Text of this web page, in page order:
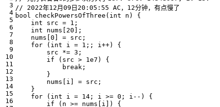
bool
checkPowersOfThree ( int n )
{
int
src = 1 ;
int
nums [ 20 ];
nums [0 ] = src ;
for
( int i = 1 ;; i ++)
{
src
*= 3 ;
if
( src > 1e7 )
{
break ;
}
nums [ i ] = src ;
}
for
( int i = 14 ; i >= 0 ; i -- )
{
if
( n >= nums [ i ]) {